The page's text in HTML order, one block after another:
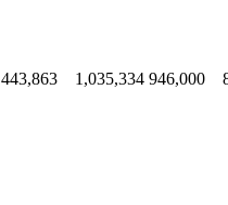
443,863 1,035,334 946,000